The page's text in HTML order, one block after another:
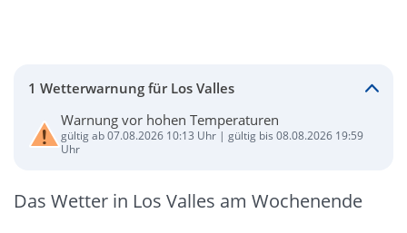
1 Wetterwarnung für Los Valles
Warnung vor hohen Temperaturen
gültig ab 07.08.2026 10:13 Uhr | gültig bis 08.08.2026 19:59
Uhr
Das Wetter in Los Valles am Wochenende